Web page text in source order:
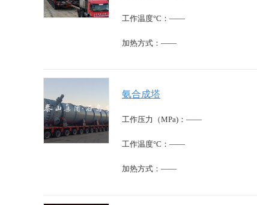
工作温度°C：——
加热方式：——
氨合成塔
工作压力（MPa)：——
工作温度°C：——
加热方式：——